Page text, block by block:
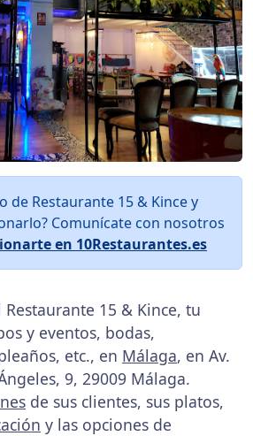
de Restaurante 15 & Kince y
Comunícate con nosotros
en 10Restaurantes.es
15 & Kince, tu
y eventos, bodas,
etc., en Málaga, en Av.
9, 29009 Málaga.
de sus clientes, sus platos,
y las opciones de